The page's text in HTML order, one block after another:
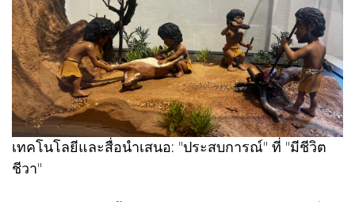
เทคโนโลยีและสื่อนำเสนอ: "ประสบการณ์" ที่ "มีชีวิต
ชีวา"